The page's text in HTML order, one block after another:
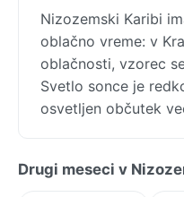
Nizozemski Karibi
oblačno vreme: v
oblačnosti, vzorec
Svetlo sonce je
osvetljen občutek
Drugi meseci v